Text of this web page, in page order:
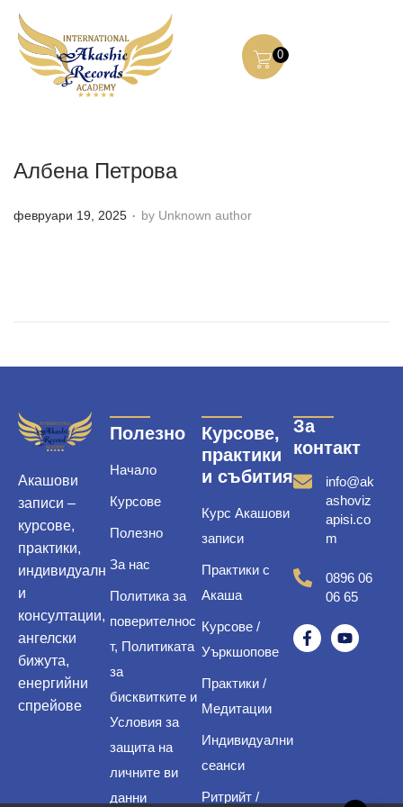
0
Албена Петрова
P
o
февруари 19, 2025 . by Unknown author
Акашови
записи –
курсове,
практики,
индивидуалн
и
консултации,
ангелски
бижута,
енергийни
спрейове
Полезно
Начало
Курсове
Полезно
За нас
Политика за
поверителнос
т, Политиката
за
бисквитките и
Условия за
защита на
личните ви
данни
Курсове,
практики
и събития
Курс Акашови
записи
Практики с
Акаша
Курсове /
Уъркшопове
Практики /
Медитации
Индивидуални
сеанси
Ритрийт /
За
контакт
info@ak
ashoviz
apisi.co
m
0896 06
06 65